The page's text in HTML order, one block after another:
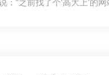
“之前找了个‘高大上’的